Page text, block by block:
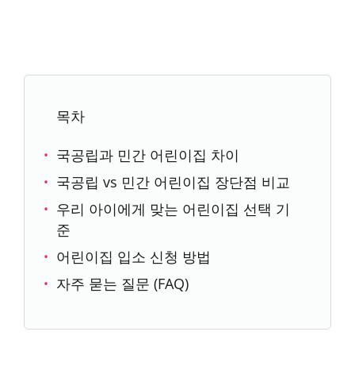
목차
국공립과 민간 어린이집 차이
국공립 vs 민간 어린이집 장단점 비교
우리 아이에게 맞는 어린이집 선택 기
준
어린이집 입소 신청 방법
자주 묻는 질문 (FAQ)